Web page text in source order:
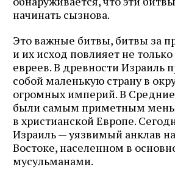
начинать сызнова.
Это важные битвы, битвы за
и их исход повлияет не
евреев. В древности Израиль
собой маленькую страну в
огромных империй. В
были самым приметным
в христианской Европе.
Израиль — уязвимый анклав
Востоке, населенном в
мусульманами.